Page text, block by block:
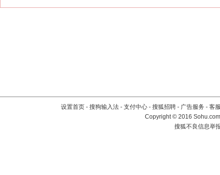
设置首页 - 搜狗输入法 - 支付中心 - 搜狐招聘 - 广告服务 - 客
Copyright©2016
搜狐不良信息举